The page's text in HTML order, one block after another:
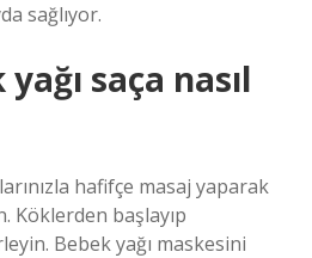
sağlıyor.
saça nasıl
hafifçe masaj yaparak
Köklerden başlayıp
Bebek yağı maskesini